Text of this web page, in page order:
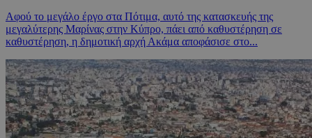
Αφού το μεγάλο έργο στα Πότιμα, αυτό της κατασκευής της
μεγαλύτερης Μαρίνας στην Κύπρο, πάει από καθυστέρηση σε
καθυστέρηση, η δημοτική αρχή Ακάμα αποφάσισε στο...